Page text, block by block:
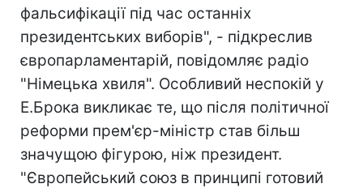
фальсифікації під час останніх
президентських виборів", - підкреслив
європарламентарій, повідомляє радіо
"Німецька хвиля". Особливий неспокій у
Е.Брока викликає те, що після політичної
реформи прем'єр-міністр став більш
значущою фігурою, ніж президент.
"Європейський союз в принципі готовий